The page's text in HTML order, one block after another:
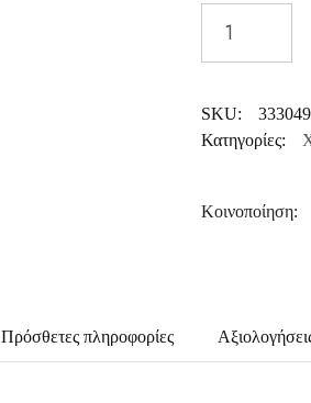
SKU:
Κατηγορίες:
Κοινοποίηση:
Πρόσθετες πληροφορίες